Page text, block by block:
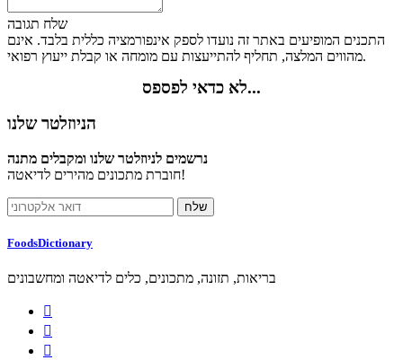
שלח תגובה
התכנים המופיעים באתר זה נועדו לספק אינפורמציה כללית בלבד. אינם
מהווים המלצה, תחליף להתייעצות עם מומחה או קבלת ייעוץ רפואי.
לא כדאי לפספס...
הניוזלטר שלנו
נרשמים לניוזלטר שלנו ומקבלים מתנה
חוברת מתכונים מהירים לדיאטה!
FoodsDictionary
בריאות, תזונה, מתכונים, כלים לדיאטה ומחשבונים


